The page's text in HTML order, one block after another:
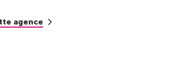
agence